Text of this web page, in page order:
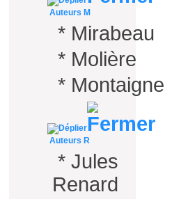
Auteurs M
* Mirabeau
* Molière
* Montaigne
Auteurs R
* Jules
Renard